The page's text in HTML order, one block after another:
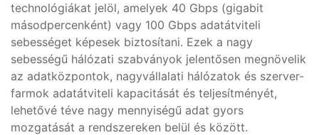
technológiákat jelöl, amelyek 40 Gbps (gigabit
másodpercenként) vagy 100 Gbps adatátviteli
sebességet képesek biztosítani. Ezek a nagy
sebességű hálózati szabványok jelentősen megnövelik
az adatközpontok, nagyvállalati hálózatok és szerver-
farmok adatátviteli kapacitását és teljesítményét,
lehetővé téve nagy mennyiségű adat gyors
mozgatását a rendszereken belül és között.